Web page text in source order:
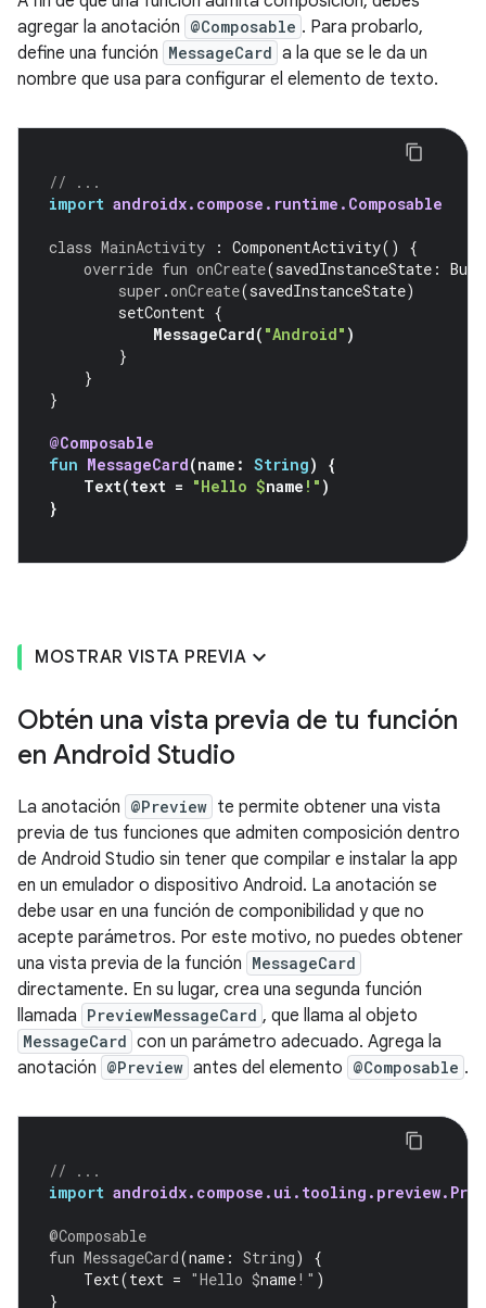
agregar la anotación @Composable . Para probarlo,
define una función MessageCard a la que se le da un
nombre que usa para configurar el elemento de texto.
// ...
import androidx.compose.runtime.Composable
class MainActivity : ComponentActivity()
{
override fun onCreate(savedInstanceState :
super .onCreate(savedInstanceState)
setContent {
MessageCard( "Android" )
}
}
}
@Composable
fun MessageCard(name : String)
{
Text(text = "Hello $name !" )
}
MOSTRAR VISTA PREVIA
Obtén una vista previa de tu función
en Android Studio
La anotación @Preview te permite obtener una vista
previa de tus funciones que admiten composición dentro
de Android Studio sin tener que compilar e instalar la app
en un emulador o dispositivo Android. La anotación se
debe usar en una función de componibilidad y que no
acepte parámetros. Por este motivo, no puedes obtener
una vista previa de la función MessageCard
directamente. En su lugar, crea una segunda función
llamada PreviewMessageCard , que llama al objeto
MessageCard con un parámetro adecuado. Agrega la
anotación @Preview antes del elemento @Composable .
// ...
import
@Composable
fun MessageCard(name : String)
{
Text(text = "Hello $name!" )
}